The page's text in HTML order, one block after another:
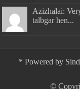
Azizhalai:
talbgar hen...
* Powered by
©